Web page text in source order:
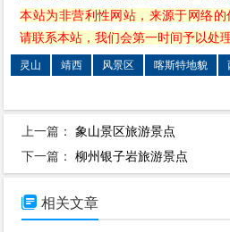
本站为非营利性网站，来源于网络的
请联系本站，我们会第一时间予以处理
灵山 靖西 风景区 喀斯特地貌
上一篇：象山景区旅游景点
下一篇：柳州银子岩旅游景点
 相关文章